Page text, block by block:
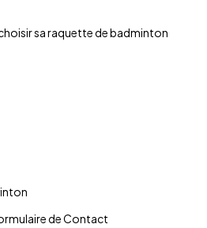
sa raquette de badminton
de Contact